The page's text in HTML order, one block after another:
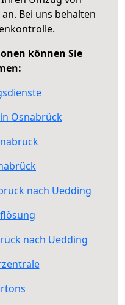
Bei uns behalten
können Sie
Osnabrück
nach Uedding
nach Uedding